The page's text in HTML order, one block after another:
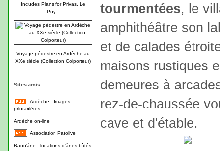
Includes Plans for Privas, Le
Puy...
Voyage pédestre en Ardèche au
XXe siècle (Collection Colporteur)
Sites amis
Ardèche : Images
printanières
Ardèche on-line
Association Païolive
Bann'âne : locations d'ânes bâtés
tourmentées, le
amphithéâtre son
et de calades
maisons rustiques
demeures à
rez-de-chaussée
cave et d'étable.